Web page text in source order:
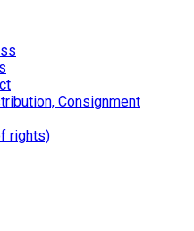
Consignment
rights)